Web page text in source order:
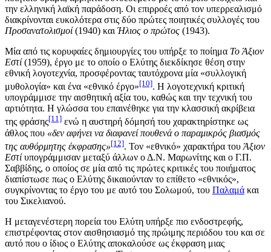
την ελληνική λαϊκή παράδοση. Οι επιρροές από τον υπερρεαλισμό
διακρίνονται ευκολότερα στις δύο πρώτες ποιητικές συλλογές του
Προσανατολισμοί(1940) και Ήλιος ο πρώτος (1943).
Μία από τις κορυφαίες δημιουργίες του υπήρξε το ποίημα Το Άξιον
Εστί(1959), έργο με το οποίο ο Ελύτης διεκδίκησε θέση στην
εθνική λογοτεχνία, προσφέροντας ταυτόχρονα μία «συλλογική
μυθολογία» και ένα «εθνικό έργο»[10]. Η λογοτεχνική κριτική
υπογράμμισε την αισθητική αξία του, καθώς και την τεχνική του
αρτιότητα. Η γλώσσα του επαινέθηκε για την κλασσική ακρίβεια
της φράσης[11] ενώ η αυστηρή δόμησή του χαρακτηρίστηκε ως
άθλος που «δεν αφήνει να διαφανεί πουθενά ο παραμικρός βιασμός
της αυθόρμητης έκφρασης»[12]. Τον «εθνικό» χαρακτήρα του Άξιον
Εστίυπογράμμισαν μεταξύ άλλων ο Δ.Ν. Μαρωνίτης και ο Γ.Π.
Σαββίδης, ο οποίος σε μία από τις πρώτες κριτικές του ποιήματος
διαπίστωσε πως ο Ελύτης δικαιούνταν το επίθετο «εθνικός»,
συγκρίνοντας το έργο του με αυτό του Σολωμού, του Παλαμά και
του Σικελιανού.
Η μεταγενέστερη πορεία του Ελύτη υπήρξε πιο ενδοστρεφής,
επιστρέφοντας στον αισθησιασμό της πρώιμης περιόδου του και σε
αυτό που ο ίδιος ο Ελύτης αποκαλούσε ως έκφραση μιας